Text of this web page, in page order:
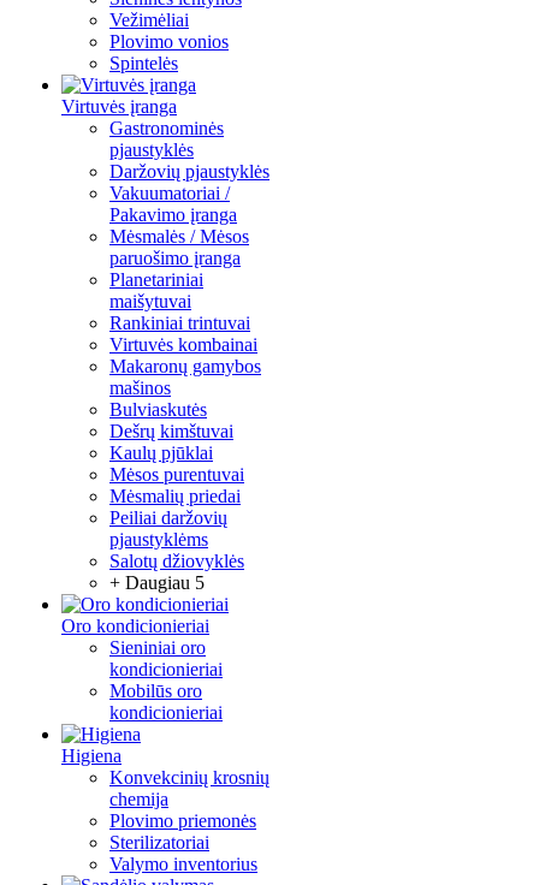
Vežimėliai
Plovimo vonios
Spintelės
Virtuvės įranga
Gastronominės
pjaustyklės
Daržovių pjaustyklės
Vakuumatoriai /
Pakavimo įranga
Mėsmalės / Mėsos
paruošimo įranga
Planetariniai
maišytuvai
Rankiniai trintuvai
Virtuvės kombainai
Makaronų gamybos
mašinos
Bulviaskutės
Dešrų kimštuvai
Kaulų pjūklai
Mėsos purentuvai
Mėsmalių priedai
Peiliai daržovių
pjaustyklėms
Salotų džiovyklės
+ Daugiau 5
Oro kondicionieriai
Sieniniai oro
kondicionieriai
Mobilūs oro
kondicionieriai
Higiena
Konvekcinių krosnių
chemija
Plovimo priemonės
Sterilizatoriai
Valymo inventorius